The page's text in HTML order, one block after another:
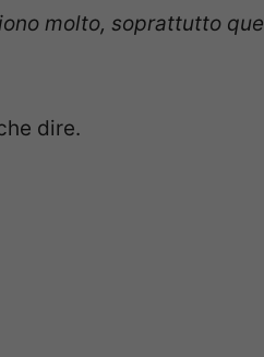
molto, soprattutto
dire.